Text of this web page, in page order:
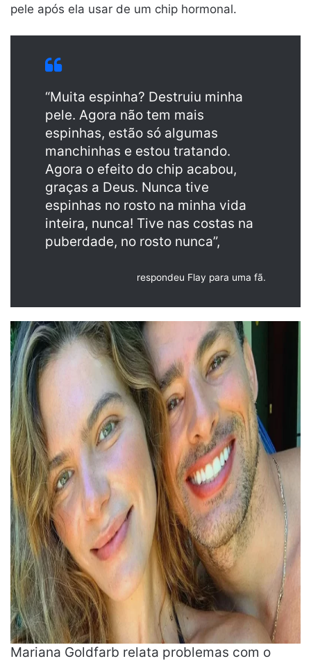
pele após ela usar de um chip hormonal.
“Muita espinha? Destruiu minha
pele. Agora não tem mais
espinhas, estão só algumas
manchinhas e estou tratando.
Agora o efeito do chip acabou,
graças a Deus. Nunca tive
espinhas no rosto na minha vida
inteira, nunca! Tive nas costas na
puberdade, no rosto nunca”,
respondeu Flay para uma fã.
Mariana Goldfarb relata problemas com o